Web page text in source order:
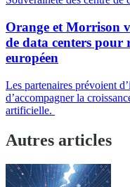
Orange et Morrison
de data centers pour
européen
Les partenaires prévoient
d’accompagner la
artificielle.
Autres articles